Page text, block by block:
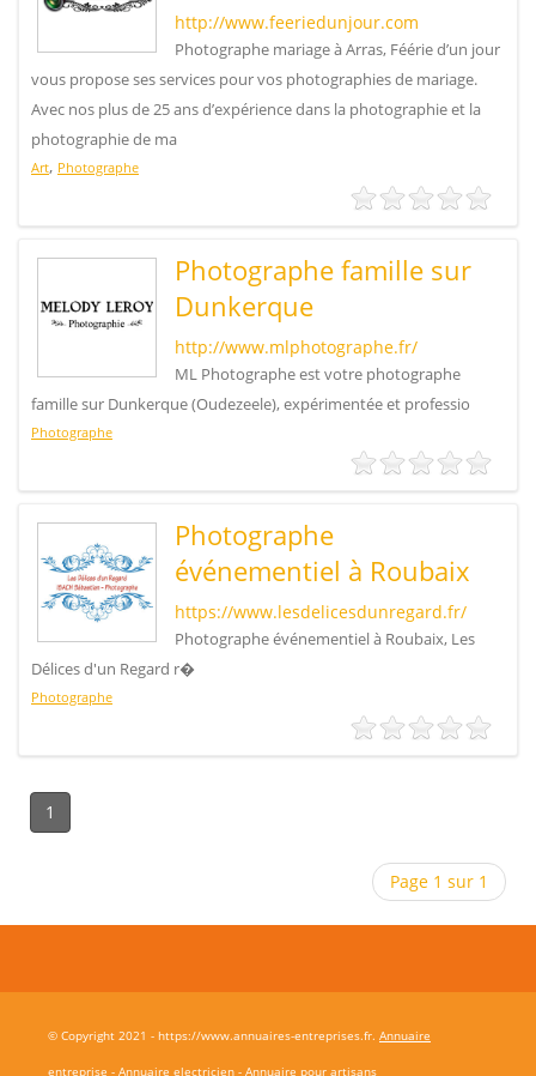
http://www.feeriedunjour.com
Photographe mariage à Arras, Féérie d’un jour
vous propose ses services pour vos photographies de mariage.
Avec nos plus de 25 ans d’expérience dans la photographie et la
photographie de ma
Art, Photographe
Photographe famille sur
Dunkerque
http://www.mlphotographe.fr/
ML Photographe est votre photographe
famille sur Dunkerque (Oudezeele), expérimentée et professio
Photographe
Photographe
événementiel à Roubaix
https://www.lesdelicesdunregard.fr/
Photographe événementiel à Roubaix, Les
Délices d'un Regard r�
Photographe
1
Page 1 sur 1
© Copyright 2021 - https://www.annuaires-entreprises.fr. Annuaire
entreprise - Annuaire electricien - Annuaire pour artisans